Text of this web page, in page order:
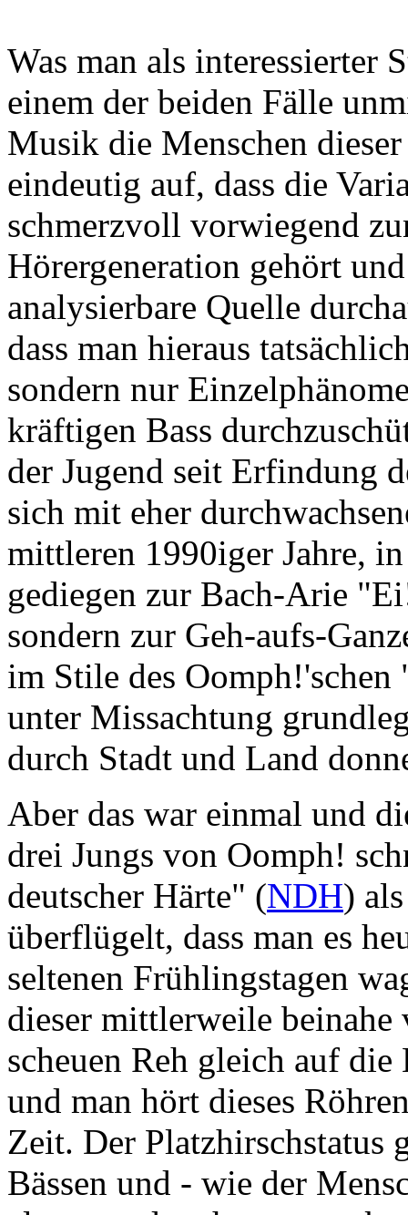
Was man als interessierter
einem der beiden Fälle
Musik die Menschen
eindeutig auf, dass die
schmerzvoll vorwiegend
Hörergeneration gehört
analysierbare Quelle
dass man hieraus
sondern nur
kräftigen Bass
der Jugend seit Erfindung
sich mit eher
mittleren 1990iger Jahre,
gediegen zur Bach-Arie
sondern zur Geh-aufs-
im Stile des
unter Missachtung
durch Stadt und Land
Aber das war einmal und
drei Jungs von Oomph!
deutscher Härte" (NDH)
überflügelt, dass man es
seltenen Frühlingstagen
dieser mittlerweile beinahe
scheuen Reh gleich auf
und man hört dieses
Zeit. Der Platzhirschstatus
Bässen und - wie der